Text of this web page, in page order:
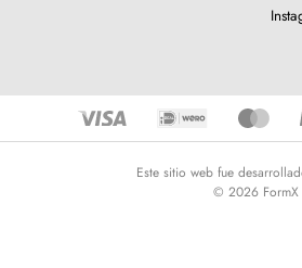
Este sitio web fue
© 2026 FormX